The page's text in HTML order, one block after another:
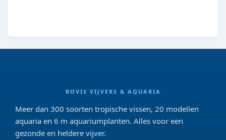
BOVIS VIJVERS & AQUARIA
Meer dan 300 soorten tropische vissen, 20 modellen
aquaria en 6 m aquariumplanten. Alles voor een
gezonde en heldere vijver.